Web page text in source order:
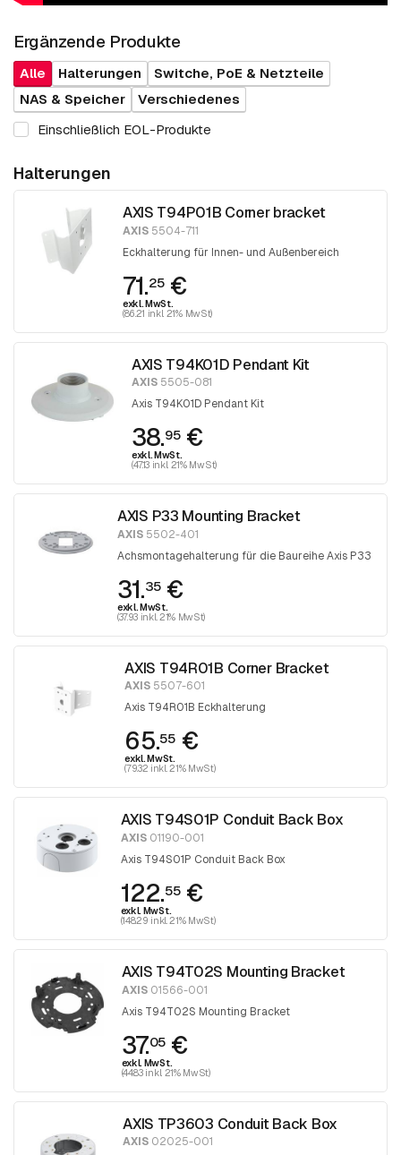
Ergänzende Produkte
Alle Halterungen
Switche, PoE & Netzteile
NAS & Speicher
Verschiedenes
Einschließlich EOL-Produkte
Halterungen
AXIS T94P01B Corner bracket
AXIS5504-711
Eckhalterung für Innen- und Außenbereich
71.25 €
exkl. MwSt.
(86.21 inkl. 21% MwSt)
AXIS T94K01D Pendant Kit
AXIS5505-081
Axis T94K01D Pendant Kit
38.95 €
exkl. MwSt.
(47.13 inkl. 21% MwSt)
AXIS P33 Mounting Bracket
AXIS 5502-401
Achsmontagehalterung für die Baureihe Axis P33
31.35 €
exkl. MwSt.
(37.93 inkl. 21% MwSt)
AXIS T94R01B Corner Bracket
AXIS 5507-601
Axis T94R01B Eckhalterung
65.55 €
exkl. MwSt.
(79.32 inkl. 21% MwSt)
AXIS T94S01P Conduit Back Box
AXIS01190-001
Axis T94S01P Conduit Back Box
122.55 €
exkl. MwSt.
(148.29 inkl. 21% MwSt)
AXIS T94T02S Mounting Bracket
AXIS01566-001
Axis T94T02S Mounting Bracket
37.05€
exkl. MwSt.
(44.83 inkl. 21% MwSt)
AXIS TP3603 Conduit Back Box
AXIS 02025-001